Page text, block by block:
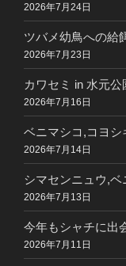
2026年7月24日
ツバメ幼鳥への給
2026年7月23日
カワセミ in 水元公
2026年7月16日
ベニマシコ,コヨ
2026年7月14日
シマセンニュウ,
2026年7月13日
今年もシャチに出
2026年7月11日